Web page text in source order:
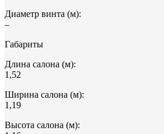
Диаметр винта (м):
–
Габариты
Длина салона (м):
1,52
Ширина салона (м):
1,19
Высота салона (м):